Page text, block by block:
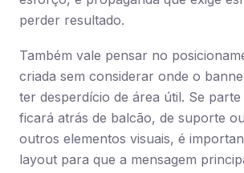
perder resultado.
Também vale pensar no
criada sem considerar onde o
ter desperdício de área útil. Se
ficará atrás de balcão, de suporte
outros elementos visuais, é
layout para que a mensagem